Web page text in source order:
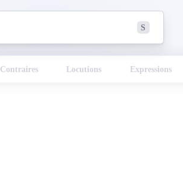
S
Contraires Locutions Expressions